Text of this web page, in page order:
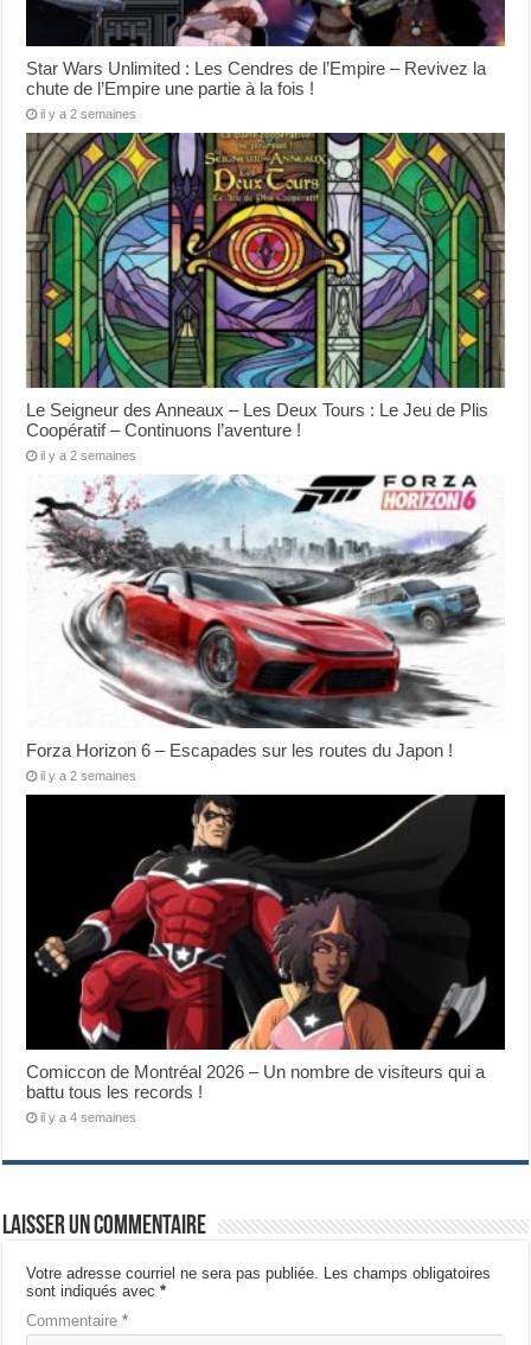
Star Wars Unlimited : Les Cendres de l’Empire – Revivez la
chute de l’Empire une partie à la fois !
il y a 2 semaines
Le Seigneur des Anneaux – Les Deux Tours : Le Jeu de Plis
Coopératif – Continuons l’aventure !
il y a 2 semaines
Forza Horizon 6 – Escapades sur les routes du Japon !
il y a 2 semaines
Comiccon de Montréal 2026 – Un nombre de visiteurs qui a
battu tous les records !
il y a 4 semaines
Laisser un commentaire
Votre adresse courriel ne sera pas publiée. Les champs obligatoires
sont indiqués avec*
Commentaire*